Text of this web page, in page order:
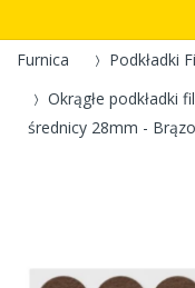
Furnica
Podkładki
Okrągłe podkładki
średnicy 28mm -